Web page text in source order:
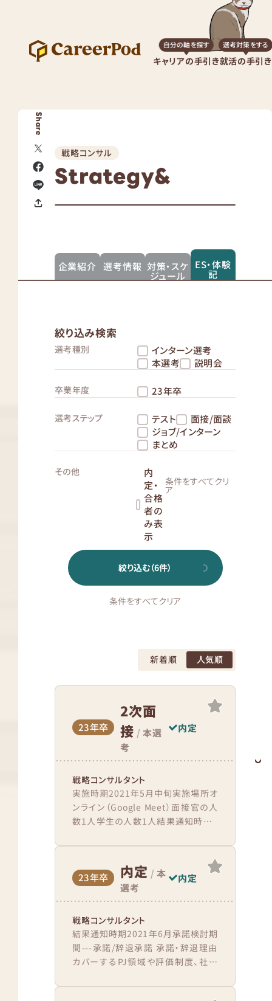
キャリアの手引き
自分の軸を探す
就活の手引き
選考対策をする
Share
戦略コンサル
Strategy&
企業紹介 選考情報 対策・スケ
ジュール
ES・体験
記
絞り込み検索
選考種別
インターン選考
本選考
説明会
卒業年度 23年卒
選考ステップ テスト
面接/面談
ジョブ/インターン
まとめ
その他
内
定・
合格
者の
み表
示
条件をすべてクリ
ア
絞り込む（6件）
条件をすべてクリア
新着順 人気順
23年卒
2次面
接 / 本選
考
内定
戦略コンサルタント
実施時期2021年5月中旬実施場所オ
ンライン（Google Meet）面接官の人
数1人学生の人数1人結果通知時期1
での流れ予...
23年卒 内定 / 本
選考
内定
戦略コンサルタント
結果通知時期2021年6月承諾検討期
間---承諾/辞退承諾 承諾・辞退理由
カバーするPJ領域や評価制度、社風
たため。自分以外の...